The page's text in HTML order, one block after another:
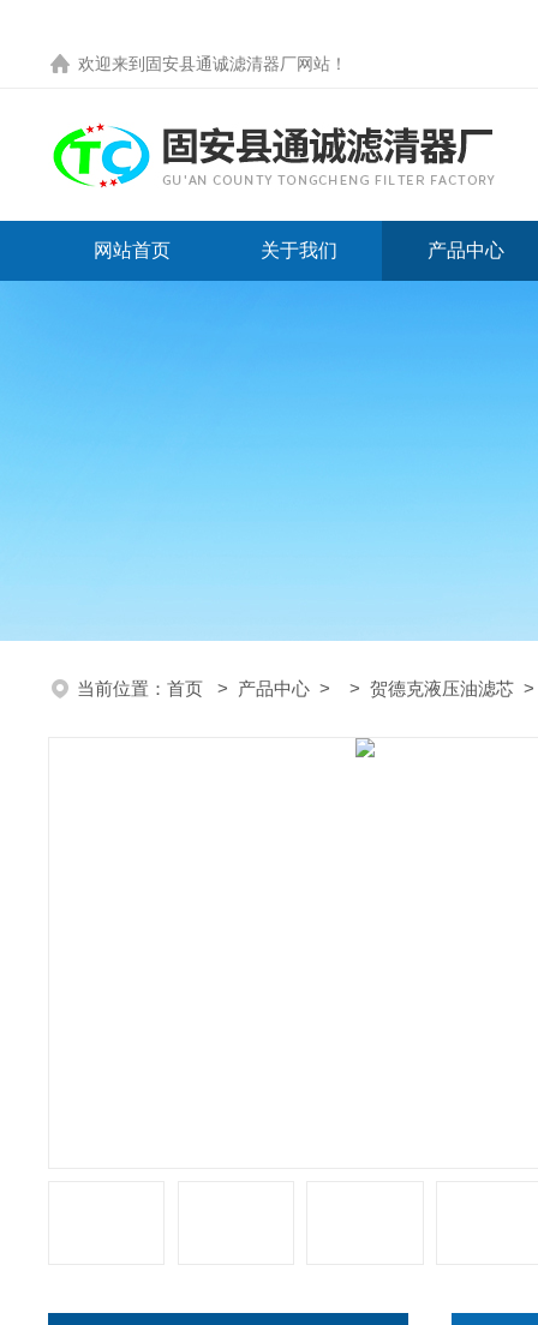
欢迎来到 固安县通诚滤清器厂网站 ！
网站首页 关于我们 产品中心
当前位置： 首页 > 产品中心 > > 贺德克液压油滤芯 >